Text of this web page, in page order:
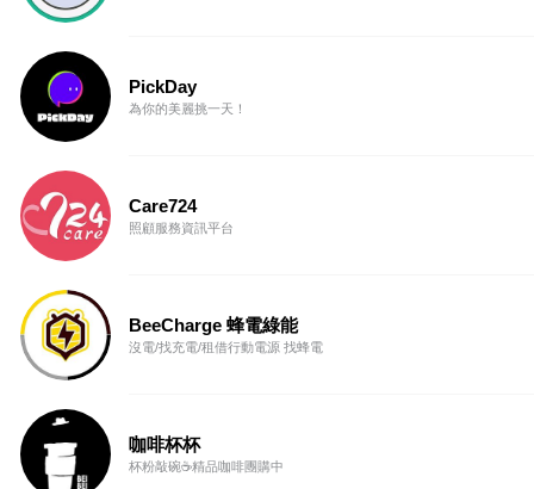
PickDay
為你的美麗挑一天！
Care724
照顧服務資訊平台
BeeCharge 蜂電綠能
沒電/找充電/租借行動電源 找蜂電
咖啡杯杯
杯粉敲碗☕精品咖啡團購中